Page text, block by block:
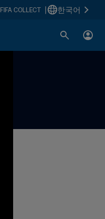
FIFA COLLECT 한국어